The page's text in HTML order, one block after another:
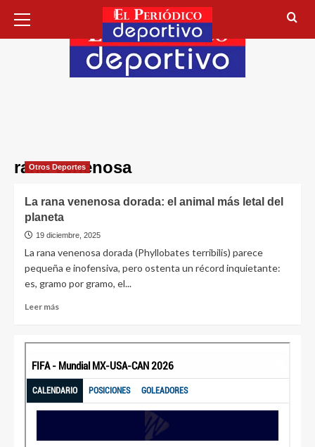
rana venenosa
Otros Deportes
La rana venenosa dorada: el animal más letal del
planeta
19 diciembre, 2025
La rana venenosa dorada (Phyllobates terribilis) parece
pequeña e inofensiva, pero ostenta un récord inquietante:
es, gramo por gramo, el...
Leer más